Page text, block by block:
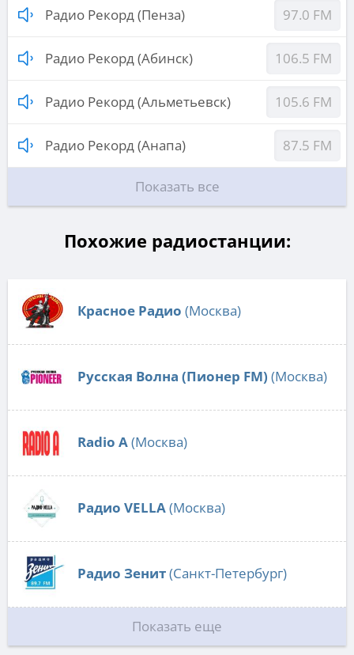
Радио Рекорд (Пенза) 97.0 FM
Радио Рекорд (Абинск) 106.5 FM
Радио Рекорд (Альметьевск) 105.6 FM
Радио Рекорд (Анапа) 87.5 FM
Показать все
Похожие радиостанции:
Красное Радио (Москва)
Русская Волна (Пионер FM) (Москва)
Radio А(Москва)
Радио VELLA(Москва)
Радио Зенит(Санкт-Петербург)
Показать еще